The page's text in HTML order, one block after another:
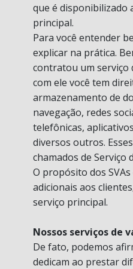
que é disponibilizado
principal.
Para você entender
explicar na prática.
contratou um
com ele você tem
armazenamento de
navegação, redes
telefônicas,
diversos outros.
chamados de Serviço
O propósito dos
adicionais aos
serviço principal.
Nossos serviços de
De fato, podemos
dedicam ao prestar